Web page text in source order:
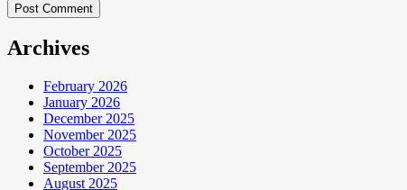
Post Comment
Archives
February 2026
January 2026
December 2025
November 2025
October 2025
September 2025
August 2025